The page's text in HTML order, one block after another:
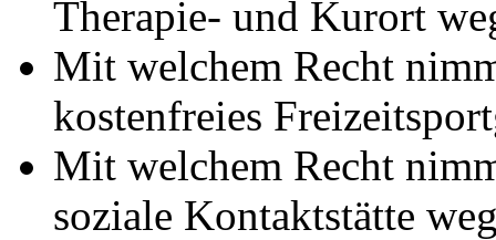
Therapie- und Kurort
Mit welchem Recht
kostenfreies
Mit welchem Recht
soziale Kontaktstätte